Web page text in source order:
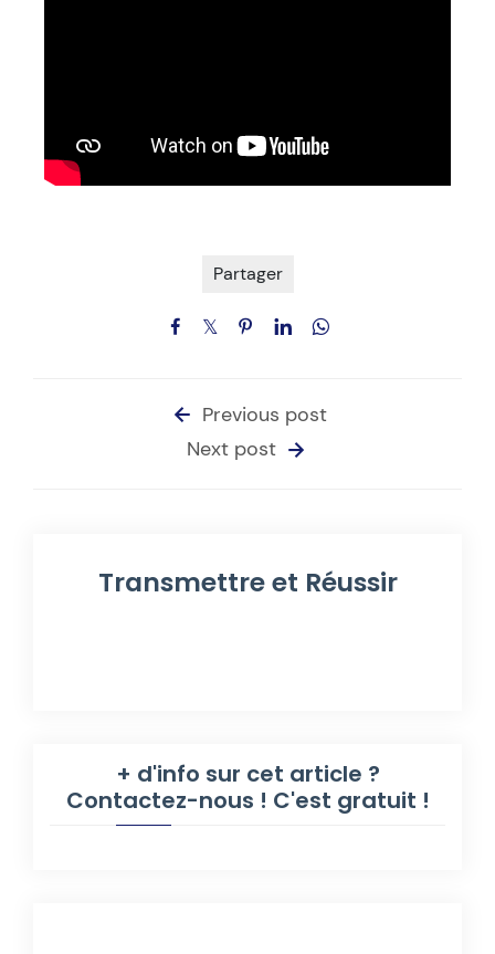
Partager
Previous post
Next post
Transmettre et Réussir
+ d'info sur cet article ?
Contactez-nous ! C'est gratuit !